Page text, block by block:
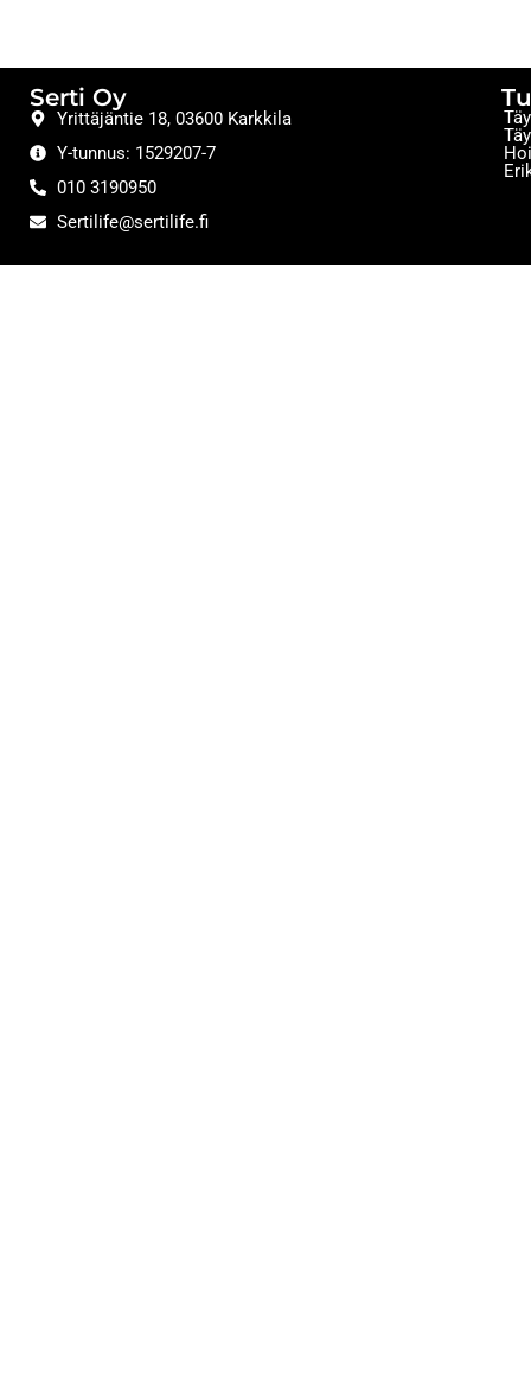
Serti Oy
Yrittäjäntie 18, 03600 Karkkila
Y-tunnus: 1529207-7
010 3190950
Sertilife@sertilife.fi